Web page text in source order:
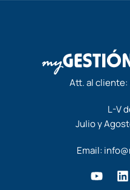
Att. al cliente:
L-V
Julio y
Email:
Y L